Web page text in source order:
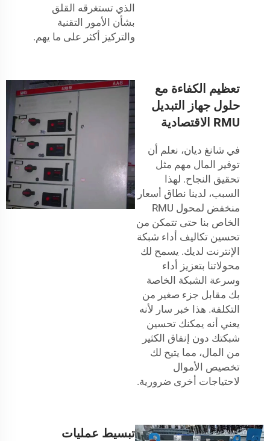
الذي تستغرقه القلق
بشأن الأمور التقنية
والتركيز أكثر على ما يهم.
تعظيم الكفاءة مع
حلول جهاز التبديل
RMU الاقتصادية
في شانغ ديان، نعلم أن
توفير المال مهم مثل
تحقيق النجاح. لهذا
السبب، لدينا نطاق أسعار
منخفض لمحول RMU
الخاص بنا حتى تتمكن من
تحسين تكاليف أداء شبكة
الإنترنت لديك. يسمح لك
محولاتنا بتعزيز أداء
وسرعة الشبكة الخاصة
بك مقابل جزء صغير من
التكلفة. هذا خبر سار لأنه
يعني أنه يمكنك تحسين
شبكتك دون إنفاق الكثير
من المال، مما يتيح لك
تخصيص الأموال
لاحتياجات أخرى ضرورية.
تبسيط عمليات